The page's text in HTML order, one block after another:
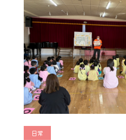
日常